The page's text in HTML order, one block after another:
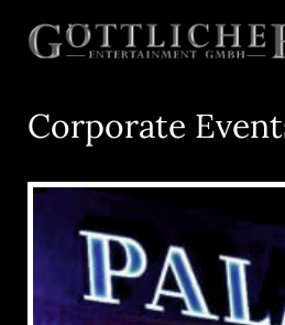
Zum
springen
Corporate